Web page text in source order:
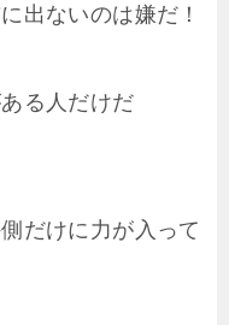
出ないのは嫌だ！
る人だけだ
だけに力が入って